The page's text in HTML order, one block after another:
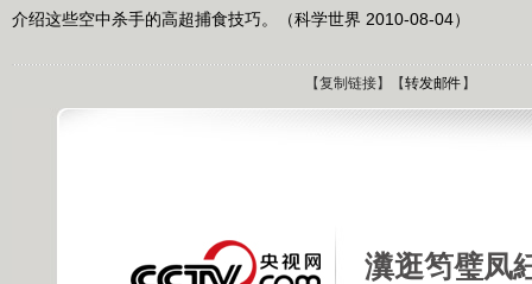
介绍这些空中杀手的高超捕食技巧。（科学世界 2010-08-04）
【复制链接】【转发邮件 】
瀵逛笉璧凤